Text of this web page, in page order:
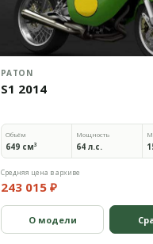
PATON
S1 2014
Объём
649 см³
Мощность
64 л.с.
Средняя цена в архиве
243 015 ₽
О модели